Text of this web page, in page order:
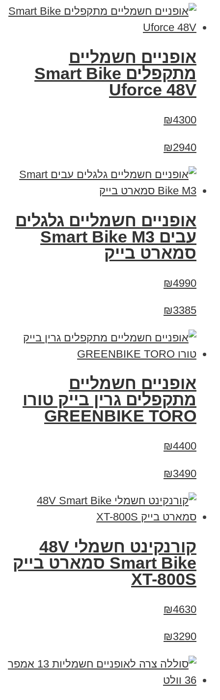
אופניים חשמליים
מתקפלים Smart Bike
Uforce 48V
₪4300
₪2940
אופניים חשמליים גלגלים
עבים Smart Bike M3
סמארט בייק
₪4990
₪3385
אופניים חשמליים
מתקפלים גרין בייק טורו
GREENBIKE TORO
₪4400
₪3490
קורנקינט חשמלי 48V
Smart Bike סמארט בייק
XT-800S
₪4630
₪3290